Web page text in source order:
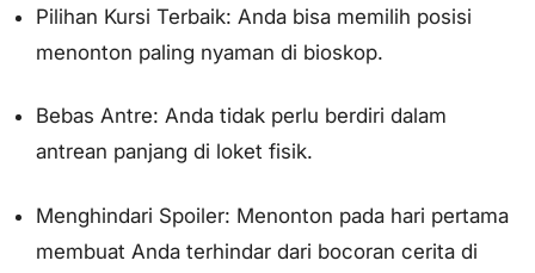
Pilihan Kursi Terbaik: Anda bisa memilih posisi
menonton paling nyaman di bioskop.
Bebas Antre: Anda tidak perlu berdiri dalam
antrean panjang di loket fisik.
Menghindari Spoiler: Menonton pada hari pertama
membuat Anda terhindar dari bocoran cerita di